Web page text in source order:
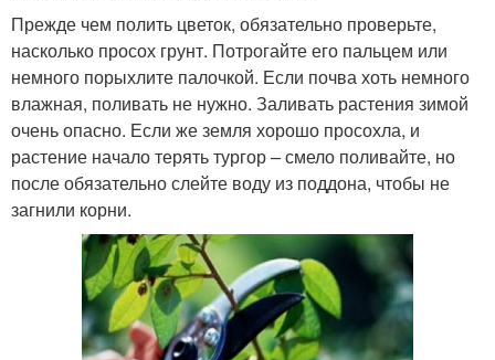
Прежде чем полить цветок, обязательно проверьте,
насколько просох грунт. Потрогайте его пальцем или
немного порыхлите палочкой. Если почва хоть немного
влажная, поливать не нужно. Заливать растения зимой
очень опасно. Если же земля хорошо просохла, и
растение начало терять тургор – смело поливайте, но
после обязательно слейте воду из поддона, чтобы не
загнили корни.